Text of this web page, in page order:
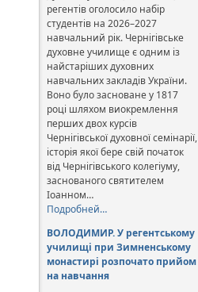
регентів оголосило набір
студентів на 2026–2027
навчальний рік. Чернігівське
духовне училище є одним із
найстаріших духовних
навчальних закладів України.
Воно було засноване у 1817
році шляхом виокремлення
перших двох курсів
Чернігівської духовної семінарії,
історія якої бере свій початок
від Чернігівського колегіуму,
заснованого святителем
Іоанном…
Подробней…
ВОЛОДИМИР. У регентському
училищі при Зимненському
монастирі розпочато прийом
на навчання